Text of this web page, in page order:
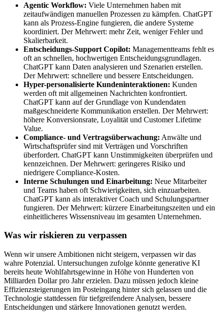
Agentic Workflow: Viele Unternehmen haben mit
zeitaufwändigen manuellen Prozessen zu kämpfen. ChatGPT
kann als Prozess-Engine fungieren, die andere Systeme
koordiniert. Der Mehrwert: mehr Zeit, weniger Fehler und
Skalierbarkeit.
Entscheidungs-Support Copilot: Managementteams fehlt es
oft an schnellen, hochwertigen Entscheidungsgrundlagen.
ChatGPT kann Daten analysieren und Szenarien erstellen.
Der Mehrwert: schnellere und bessere Entscheidungen.
Hyper-personalisierte Kundeninteraktionen: Kunden
werden oft mit allgemeinen Nachrichten konfrontiert.
ChatGPT kann auf der Grundlage von Kundendaten
maßgeschneiderte Kommunikation erstellen. Der Mehrwert:
höhere Konversionsrate, Loyalität und Customer Lifetime
Value.
Compliance- und Vertragsüberwachung: Anwälte und
Wirtschaftsprüfer sind mit Verträgen und Vorschriften
überfordert. ChatGPT kann Unstimmigkeiten überprüfen und
kennzeichnen. Der Mehrwert: geringeres Risiko und
niedrigere Compliance-Kosten.
Interne Schulungen und Einarbeitung: Neue Mitarbeiter
und Teams haben oft Schwierigkeiten, sich einzuarbeiten.
ChatGPT kann als interaktiver Coach und Schulungspartner
fungieren. Der Mehrwert: kürzere Einarbeitungszeiten und ein
einheitlicheres Wissensniveau im gesamten Unternehmen.
Was wir riskieren zu verpassen
Wenn wir unsere Ambitionen nicht steigern, verpassen wir das
wahre Potenzial. Untersuchungen zufolge könnte generative KI
bereits heute Wohlfahrtsgewinne in Höhe von Hunderten von
Milliarden Dollar pro Jahr erzielen. Dazu müssen jedoch kleine
Effizienzsteigerungen im Posteingang hinter sich gelassen und die
Technologie stattdessen für tiefgreifendere Analysen, bessere
Entscheidungen und stärkere Innovationen genutzt werden.